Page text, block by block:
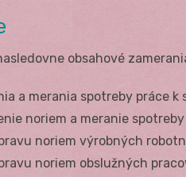
obsahové
a merania spotreby práce
noriem a meranie
noriem výrobných
noriem obslužných